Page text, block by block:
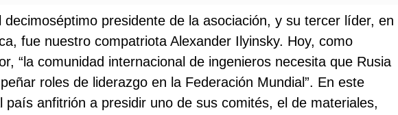
decimoséptimo presidente de la asociación, y su tercer líder, en
fue nuestro compatriota Alexander Ilyinsky. Hoy, como
“la comunidad internacional de ingenieros necesita que Rusia
roles de liderazgo en la Federación Mundial”. En este
país anfitrión a presidir uno de sus comités, el de materiales,